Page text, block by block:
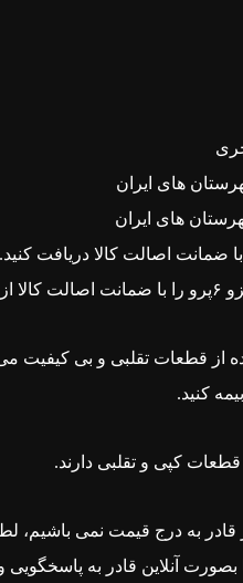
های ایران
های ایران
ضمانت اصالت کالا دریافت کنید.
از قطعات تقلبی و بی
کنید.
کپی و تقلبی دارند.
قادر به درج قیمت نمی
بصورت آنلاین قادر به